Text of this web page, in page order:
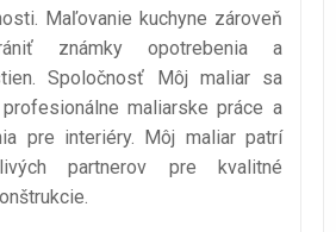
Maľovanie kuchyne zároveň
známky opotrebenia a
Spoločnosť Môj maliar sa
maliarske práce a
pre interiéry. Môj maliar patrí
partnerov pre kvalitné